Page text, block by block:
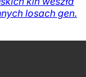
losach gen.